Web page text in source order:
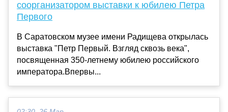
соорганизатором выставки к юбилею Петра
Первого
В Саратовском музее имени Радищева открылась
выставка "Петр Первый. Взгляд сквозь века",
посвященная 350-летнему юбилею российского
императора.Впервы...